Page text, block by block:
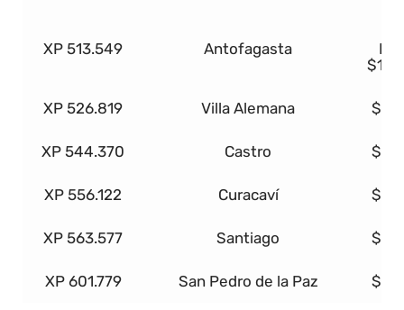
XP 513.549 Antofagasta
XP 526.819 Villa Alemana
XP 544.370 Castro
XP 556.122 Curacaví
XP 563.577 Santiago
XP 601.779 San Pedro de la Paz